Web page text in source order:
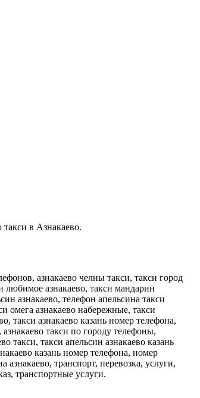
в Азнакаево.
азнакаево челны такси, такси город
любимое азнакаево, такси мандарин
азнакаево, телефон апельсина такси
омега азнакаево набережные, такси
такси азнакаево казань номер телефона,
такси по городу телефоны,
такси, такси апельсин азнакаево казань
казань номер телефона, номер
транспорт, перевозка, услуги,
транспортные услуги.